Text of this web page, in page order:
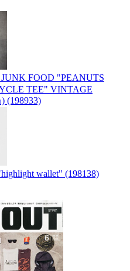
FOOD "PEANUTS
TEE" VINTAGE
(198933)
wallet" (198138)